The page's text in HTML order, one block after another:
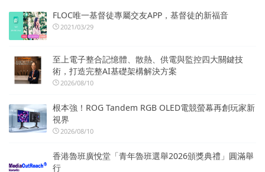
FLOC唯一基督徒專屬交友APP，基督徒的新福音
2021/03/29
至上電子整合記憶體、散熱、供電與監控四大關鍵技
術，打造完整AI基礎架構解決方案
2026/08/10
根本強！ROG Tandem RGB OLED電競螢幕再創玩家新
視界
2026/08/10
香港魯班廣悅堂「青年魯班選舉2026頒獎典禮」圓滿舉
行